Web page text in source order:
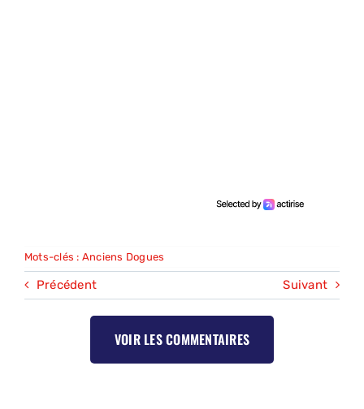
Mots-clés : Anciens Dogues
Précédent Suivant
VOIR LES COMMENTAIRES